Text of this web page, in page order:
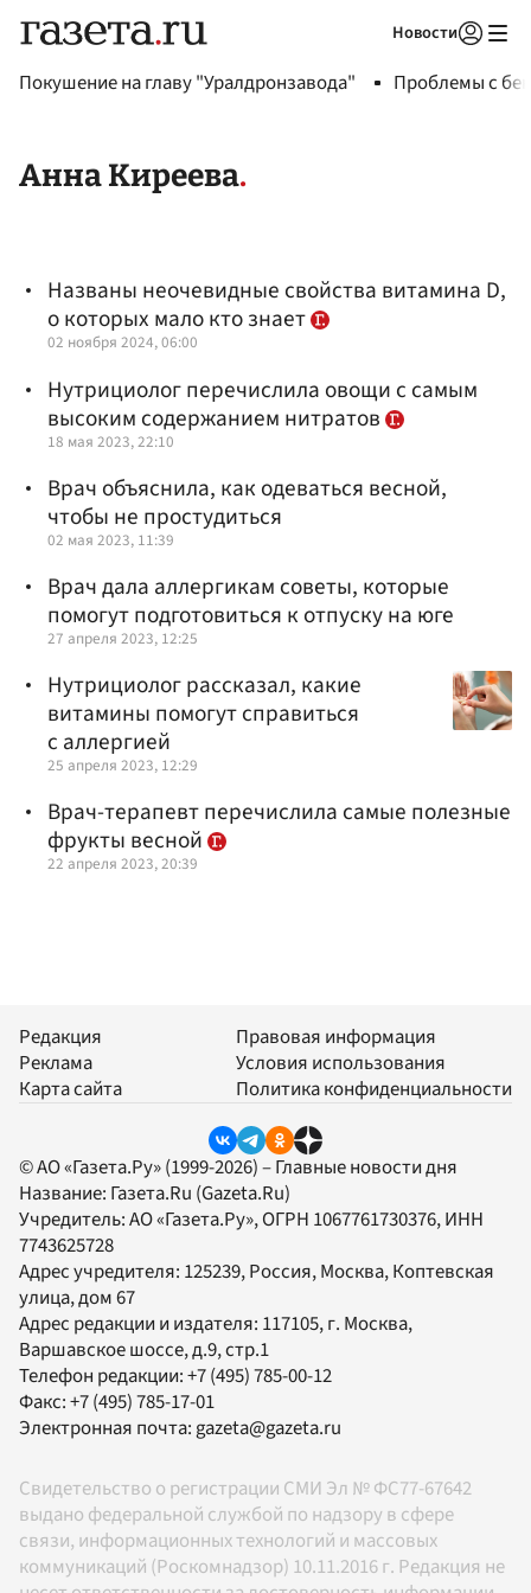
Новости
Покушение на главу "Уралдронзавода" Проблемы с
Анна Киреева
Названы неочевидные свойства витамина D,
о которых мало кто знает
02 ноября 2024, 06:00
Нутрициолог перечислила овощи с самым
высоким содержанием нитратов
18 мая 2023, 22:10
Врач объяснила, как одеваться весной,
чтобы не простудиться
02 мая 2023, 11:39
Врач дала аллергикам советы, которые
помогут подготовиться к отпуску на юге
27 апреля 2023, 12:25
Нутрициолог рассказал, какие
витамины помогут справиться
с аллергией
25 апреля 2023, 12:29
Врач-терапевт перечислила самые полезные
фрукты весной
22 апреля 2023, 20:39
Редакция
Реклама
Карта сайта
Правовая информация
Условия использования
Политика конфиденциальности
© АО «Газета.Ру» (1999-2026) – Главные новости дня
Название: Газета.Ru (Gazeta.Ru)
Учредитель:АО «Газета.Ру», ОГРН 1067761730376, ИНН
7743625728
Адрес учредителя: 125239, Россия, Москва, Коптевская
улица, дом 67
Адрес редакции и издателя: 117105, г. Москва,
Варшавское шоссе, д.9, стр.1
Телефон редакции:+7 (495) 785-00-12
Факс:+7 (495) 785-17-01
Электронная почта:gazeta@gazeta.ru
Свидетельство о регистрации СМИ Эл № ФС77-67642
выдано федеральной службой по надзору в сфере
связи, информационных технологий и массовых
коммуникаций (Роскомнадзор) 10.11.2016 г. Редакция не